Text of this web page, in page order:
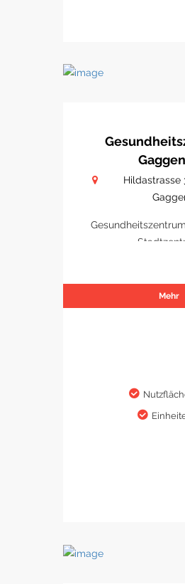
Hildastrasse
Mehr